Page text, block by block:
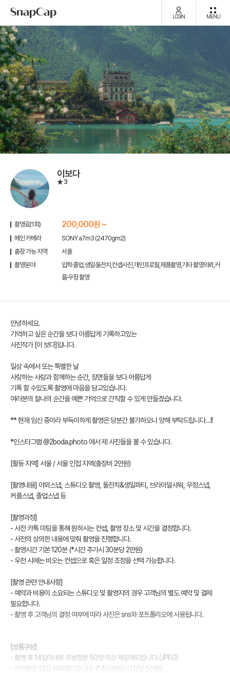
LOGIN MENU
이보다
3
촬영료(1회) 200,000원 ~
메인 카메라
SONY a7m3 (2470gm2)
출장 가능 지역
서울
촬영분야
입학·졸업,생일·돌잔치,컨셉사진,개인프로필,제품촬영,기타 촬영의뢰,커
플·우정 촬영
안녕하세요.
기억하고 싶은 순간을 보다 아름답게 기록하고있는
사진작가 [이 보다]입니다.
일상 속에서 또는 특별한 날
사랑하는 사람과 함께하는 순간, 장면들을 보다 아름답게
기록 할 수있도록 촬영에 마음을 담고있습니다.
여러분의 찰나의 순간을 예쁜 기억으로 간직할 수 있게 만들겠습니다.
** 현재 임신 중이라 부득이하게 촬영은 당분간 불가하오니 양해 부탁드립니다…!!
*인스타그램 @2boda.photo 에서 제 사진들을 볼 수 있습니다.
[활동 지역] 서울 / 서울 인접 지역(출장비 2만원)
[촬영내용] 야외스냅, 스튜디오 촬영, 돌잔치&생일파티, 브라이덜샤워, 우정스냅,
커플스냅, 졸업스냅 등
[촬영과정]
- 사전 카톡 미팅을 통해 원하시는 컨셉, 촬영 장소 및 시간을 결정합니다.
- 사전의 상의한 내용에 맞춰 촬영을 진행합니다.
- 촬영시간 기본 120분 (*시간 추가시 30분당 2만원)
- 우천 시에는 비오는 컨셉으로 혹은 일정 조정을 선택 가능합니다.
[촬영 관련 안내사항]
- 예약과 비용이 소요되는 스튜디오 및 촬영지의 경우 고객님의 별도 예약 및 결제
필요합니다.
- 촬영 후 고객님의 결정 여부에 따라 사진은 sns와 포트폴리오에 사용됩니다.
[상품구성]
- 촬영 후 14일이내로 무보정본 50컷 이상 제공해드립니다.(JPEG)
- 보정본은 15장 제공해드립니다. (*추가보정시 1장당 5천원)